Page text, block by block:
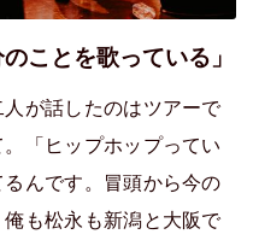
ことを歌っている」
が話したのはツアーで
「ヒップホップってい
んです。冒頭から今の
も松永も新潟と大阪で